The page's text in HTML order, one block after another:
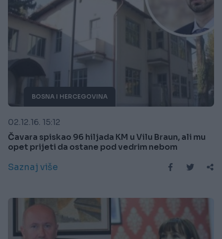
BOSNA I HERCEGOVINA
02.12.16. 15:12
Čavara spiskao 96 hiljada KM u Vilu Braun, ali mu
opet prijeti da ostane pod vedrim nebom
Saznaj više